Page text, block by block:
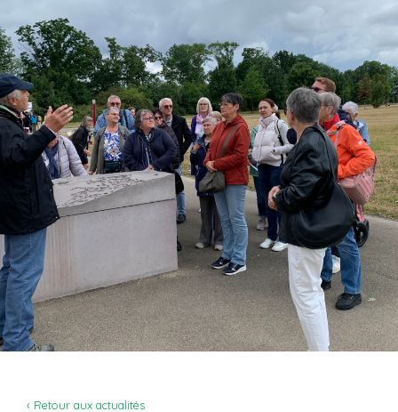
‹ Retour aux actualités